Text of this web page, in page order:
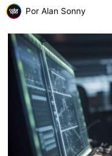
Por Alan Sonny